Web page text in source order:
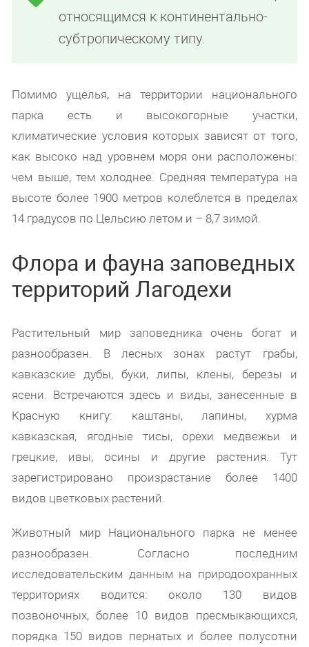
относящимся к континентально-
субтропическому типу.
Помимо ущелья, на территории национального
парка есть и высокогорные участки,
климатические условия которых зависят от того,
как высоко над уровнем моря они расположены:
чем выше, тем холоднее. Средняя температура на
высоте более 1900 метров колеблется в пределах
14 градусов по Цельсию летом и – 8,7 зимой.
Флора и фауна заповедных
территорий Лагодехи
Растительный мир заповедника очень богат и
разнообразен. В лесных зонах растут грабы,
кавказские дубы, буки, липы, клены, березы и
ясени. Встречаются здесь и виды, занесенные в
Красную книгу: каштаны, лапины, хурма
кавказская, ягодные тисы, орехи медвежьи и
грецкие, ивы, осины и другие растения. Тут
зарегистрировано произрастание более 1400
видов цветковых растений.
Животный мир Национального парка не менее
разнообразен. Согласно последним
исследовательским данным на природоохранных
территориях водится: около 130 видов
позвоночных, более 10 видов пресмыкающихся,
порядка 150 видов пернатых и более полусотни